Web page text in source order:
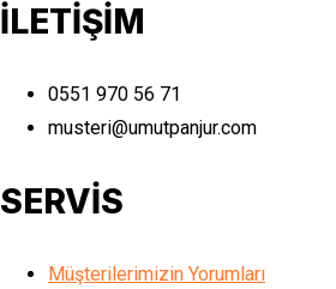
İLETİŞİM
0551 970 56 71
musteri@umutpanjur.com
SERVİS
Müşterilerimizin Yorumları